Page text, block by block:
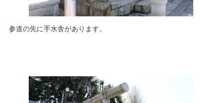
参道の先に手水舎があります。